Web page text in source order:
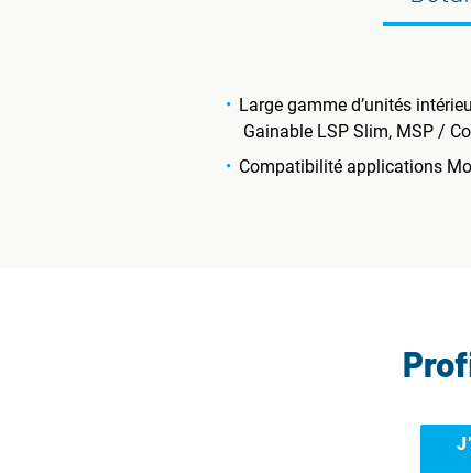
Large gamme d’unités
Gainable LSP Slim, MSP /
Compatibilité applications